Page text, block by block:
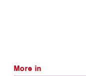
More in